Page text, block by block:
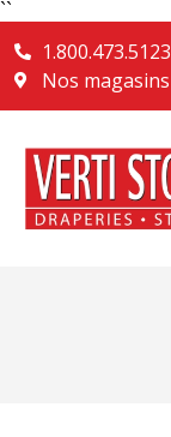
``
1.800.473.5123
Nos magasins